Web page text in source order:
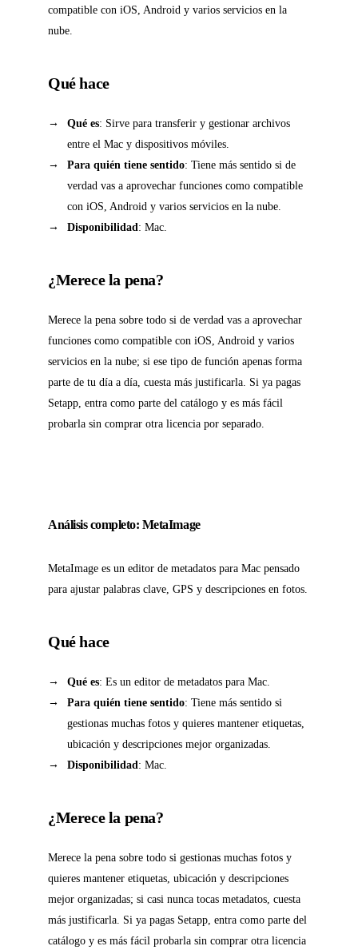
compatible con iOS, Android y varios servicios en la
nube.
Qué hace
Qué es: Sirve para transferir y gestionar archivos
entre el Mac y dispositivos móviles.
Para quién tiene sentido: Tiene más sentido si de
verdad vas a aprovechar funciones como compatible
con iOS, Android y varios servicios en la nube.
Disponibilidad: Mac.
¿Merece la pena?
Merece la pena sobre todo si de verdad vas a aprovechar
funciones como compatible con iOS, Android y varios
servicios en la nube; si ese tipo de función apenas forma
parte de tu día a día, cuesta más justificarla. Si ya pagas
Setapp, entra como parte del catálogo y es más fácil
probarla sin comprar otra licencia por separado.
Análisis completo: MetaImage
MetaImage es un editor de metadatos para Mac pensado
para ajustar palabras clave, GPS y descripciones en fotos.
Qué hace
Qué es: Es un editor de metadatos para Mac.
Para quién tiene sentido: Tiene más sentido si
gestionas muchas fotos y quieres mantener etiquetas,
ubicación y descripciones mejor organizadas.
Disponibilidad: Mac.
¿Merece la pena?
Merece la pena sobre todo si gestionas muchas fotos y
quieres mantener etiquetas, ubicación y descripciones
mejor organizadas; si casi nunca tocas metadatos, cuesta
más justificarla. Si ya pagas Setapp, entra como parte del
catálogo y es más fácil probarla sin comprar otra licencia